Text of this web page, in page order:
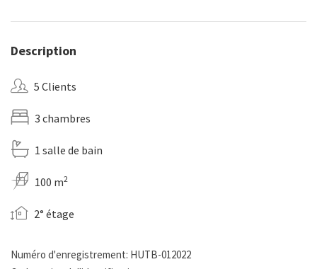
Description
5 Clients
3 chambres
1 salle de bain
100 m2
2° étage
Numéro d'enregistrement: HUTB-012022